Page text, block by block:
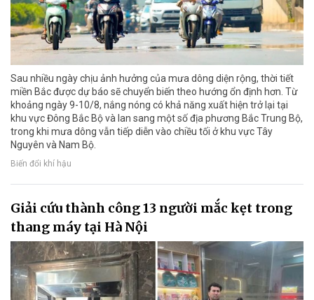
Sau nhiều ngày chịu ảnh hưởng của mưa dông diện rộng, thời tiết
miền Bắc được dự báo sẽ chuyển biến theo hướng ổn định hơn. Từ
khoảng ngày 9-10/8, nắng nóng có khả năng xuất hiện trở lại tại
khu vực Đông Bắc Bộ và lan sang một số địa phương Bắc Trung Bộ,
trong khi mưa dông vẫn tiếp diễn vào chiều tối ở khu vực Tây
Nguyên và Nam Bộ.
Biến đổi khí hậu
Giải cứu thành công 13 người mắc kẹt trong
thang máy tại Hà Nội